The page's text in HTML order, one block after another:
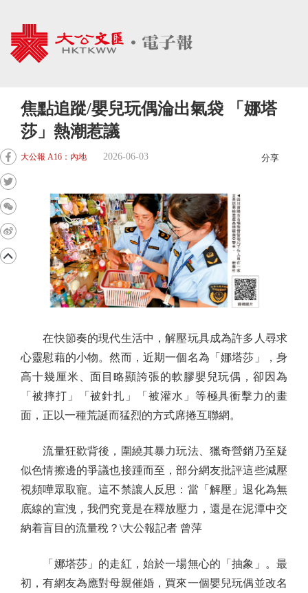
焦點追蹤/嬰兒玩偶淪出氣袋 「娜塔
莎」熱潮惹議
大公報 A16：內地 2026-06-03 分享
在快節奏的現代生活中，解壓玩具成為許多人尋求
心靈慰藉的小物。然而，近期一個名為「娜塔莎」，身
高十幾厘米、面目略顯誇張的軟膠嬰兒玩偶，卻因為
「被摔打」「被針扎」「被灌水」等極具衝擊力的畫
面，正以一種荒誕而猛烈的方式席捲互聯網。
流量狂歡背後，圍繞其暴力玩法、獵奇營銷乃至疑
似色情擦邊的爭議也接踵而至，部分網友批評這些減壓
視頻嘩眾取寵。這不禁讓人反思：當「解壓」退化為無
底線的宣洩，我們究竟是在釋放壓力，還是在泥潭中交
納着盲目的流量稅？\大公報記者 曾萍
「娜塔莎」的走紅，始於一場無心的「抽象」。最
初，有網友為應對母親催婚，買來一個嬰兒玩偶並改名